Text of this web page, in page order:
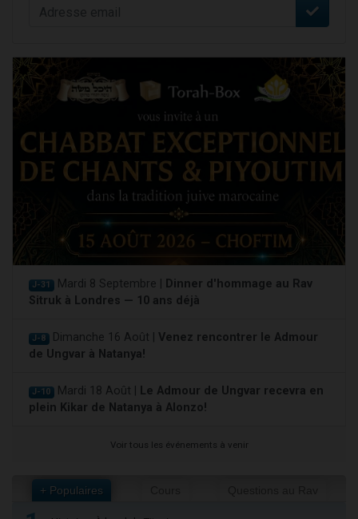
J-31 Mardi 8 Septembre | Dinner d'hommage au Rav
Sitruk à Londres — 10 ans déjà
J-8 Dimanche 16 Août | Venez rencontrer le Admour
de Ungvar à Natanya!
J-10 Mardi 18 Août | Le Admour de Ungvar recevra en
plein Kikar de Natanya à Alonzo!
Voir tous les événements à venir
+ Populaires